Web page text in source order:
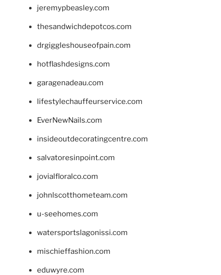
jeremypbeasley.com
thesandwichdepotcos.com
drgiggleshouseofpain.com
hotflashdesigns.com
garagenadeau.com
lifestylechauffeurservice.com
EverNewNails.com
insideoutdecoratingcentre.com
salvatoresinpoint.com
jovialfloralco.com
johnlscotthometeam.com
u-seehomes.com
watersportslagonissi.com
mischieffashion.com
eduwyre.com